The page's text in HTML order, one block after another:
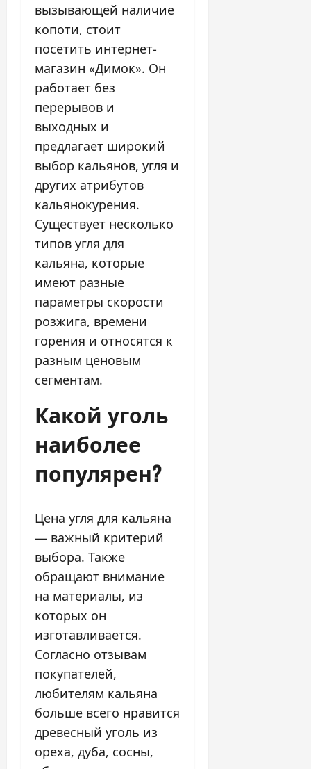
вызывающей наличие
копоти, стоит
посетить интернет-
магазин «Димок». Он
работает без
перерывов и
выходных и
предлагает широкий
выбор кальянов, угля и
других атрибутов
кальянокурения.
Существует несколько
типов угля для
кальяна, которые
имеют разные
параметры скорости
розжига, времени
горения и относятся к
разным ценовым
сегментам.
Какой уголь
наиболее
популярен?
Цена угля для кальяна
— важный критерий
выбора. Также
обращают внимание
на материалы, из
которых он
изготавливается.
Согласно отзывам
покупателей,
любителям кальяна
больше всего нравится
древесный уголь из
ореха, дуба, сосны,